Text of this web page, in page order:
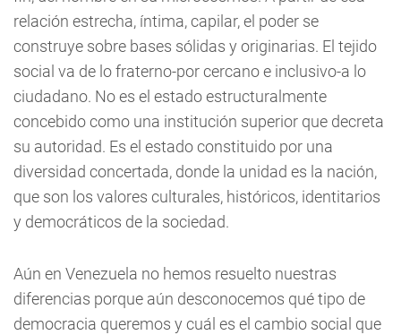
relación estrecha, íntima, capilar, el poder se
construye sobre bases sólidas y originarias. El tejido
social va de lo fraterno-por cercano e inclusivo-a lo
ciudadano. No es el estado estructuralmente
concebido como una institución superior que decreta
su autoridad. Es el estado constituido por una
diversidad concertada, donde la unidad es la nación,
que son los valores culturales, históricos, identitarios
y democráticos de la sociedad.
Aún en Venezuela no hemos resuelto nuestras
diferencias porque aún desconocemos qué tipo de
democracia queremos y cuál es el cambio social que